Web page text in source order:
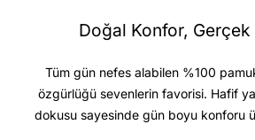
Doğal Konfor, Gerçek
Tüm gün nefes alabilen %100
özgürlüğü sevenlerin favorisi. Hafif
dokusu sayesinde gün boyu konforu